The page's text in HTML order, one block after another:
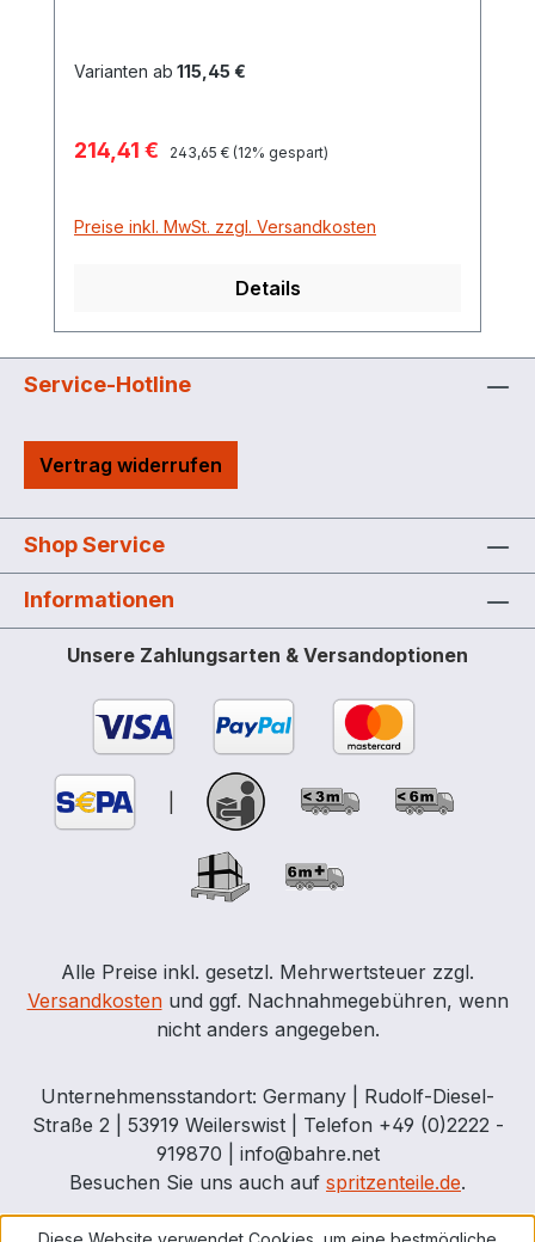
Handgriffen (zum Transport in leerem
werden Optionales Zubehör: Adapter mit
Varianten ab 115,45 €
Verkaufspreis:
214,41 € Regulärer Preis:
243,65 € (12% gespart)
Preise inkl. MwSt. zzgl. Versandkosten
Details
Service-Hotline
Vertrag widerrufen
Shop Service
Informationen
Unsere Zahlungsarten & Versandoptionen
Alle Preise inkl. gesetzl. Mehrwertsteuer zzgl.
Versandkostenund ggf. Nachnahmegebühren, wenn
nicht anders angegeben.
Unternehmensstandort: Germany | Rudolf-Diesel-
Straße 2 | 53919 Weilerswist | Telefon +49 (0)2222 -
919870 | info@bahre.net
Besuchen Sie uns auch auf spritzenteile.de.